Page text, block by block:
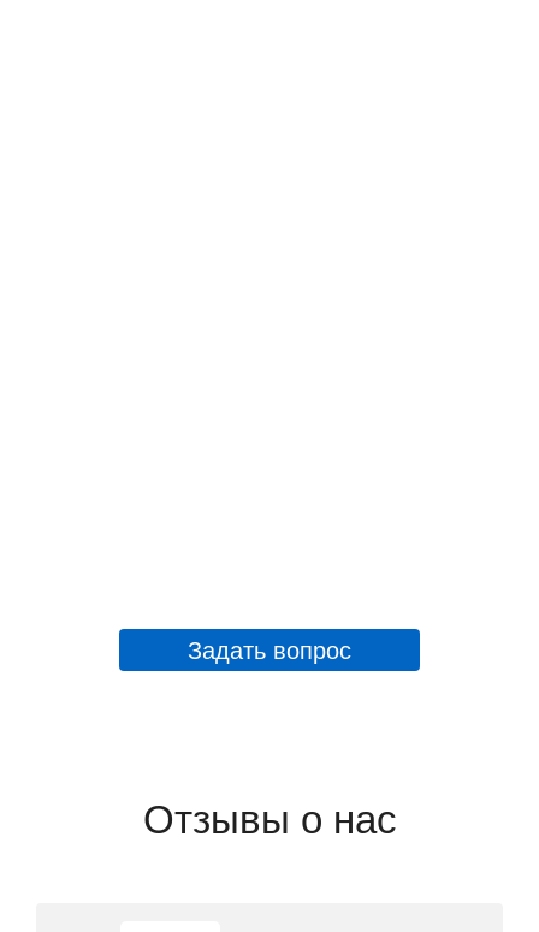
Задать вопрос
Отзывы о нас